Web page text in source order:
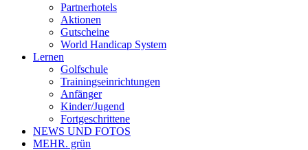
Partnerhotels
Aktionen
Gutscheine
World Handicap System
Lernen
Golfschule
Trainingseinrichtungen
Anfänger
Kinder/Jugend
Fortgeschrittene
NEWS UND FOTOS
MEHR. grün